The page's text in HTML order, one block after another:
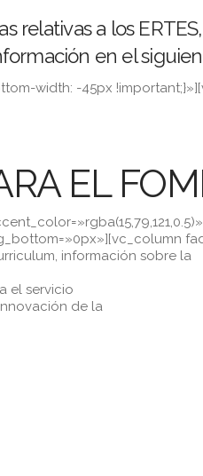
relativas a los
en el
width: -45px
EL
información sobre la
el servicio
de la